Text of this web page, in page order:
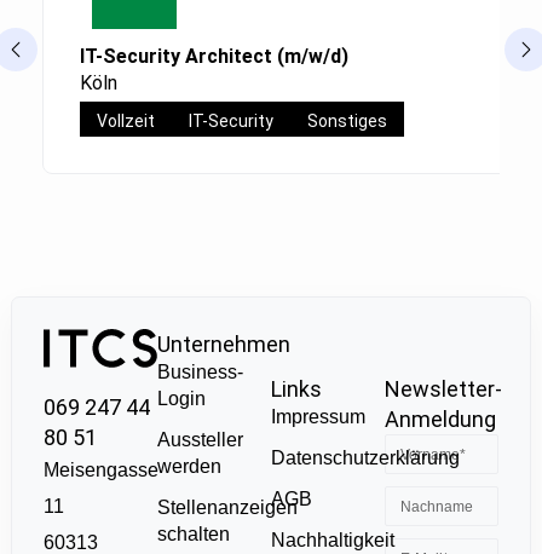
IT-Security Architect (m/w/d)
Köln
Vollzeit IT-Security Sonstiges
069 247 44
80 51
Meisengasse
11
60313
Unternehmen
Business-
Login
Aussteller
werden
Stellenanzeigen
schalten
Links
Impressum
Datenschutzerklärung
AGB
Nachhaltigkeit
Newsletter-
Anmeldung